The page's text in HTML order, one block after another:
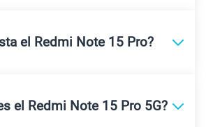
el Redmi Note 15 Pro?
el Redmi Note 15 Pro 5G?